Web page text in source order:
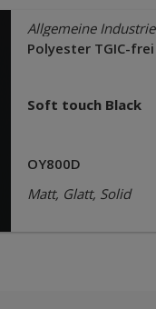
Allgemeine Industrie
Polyester TGIC-frei
Soft touch Black
OY800D
Matt, Glatt, Solid